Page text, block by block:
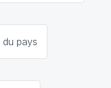
du pays